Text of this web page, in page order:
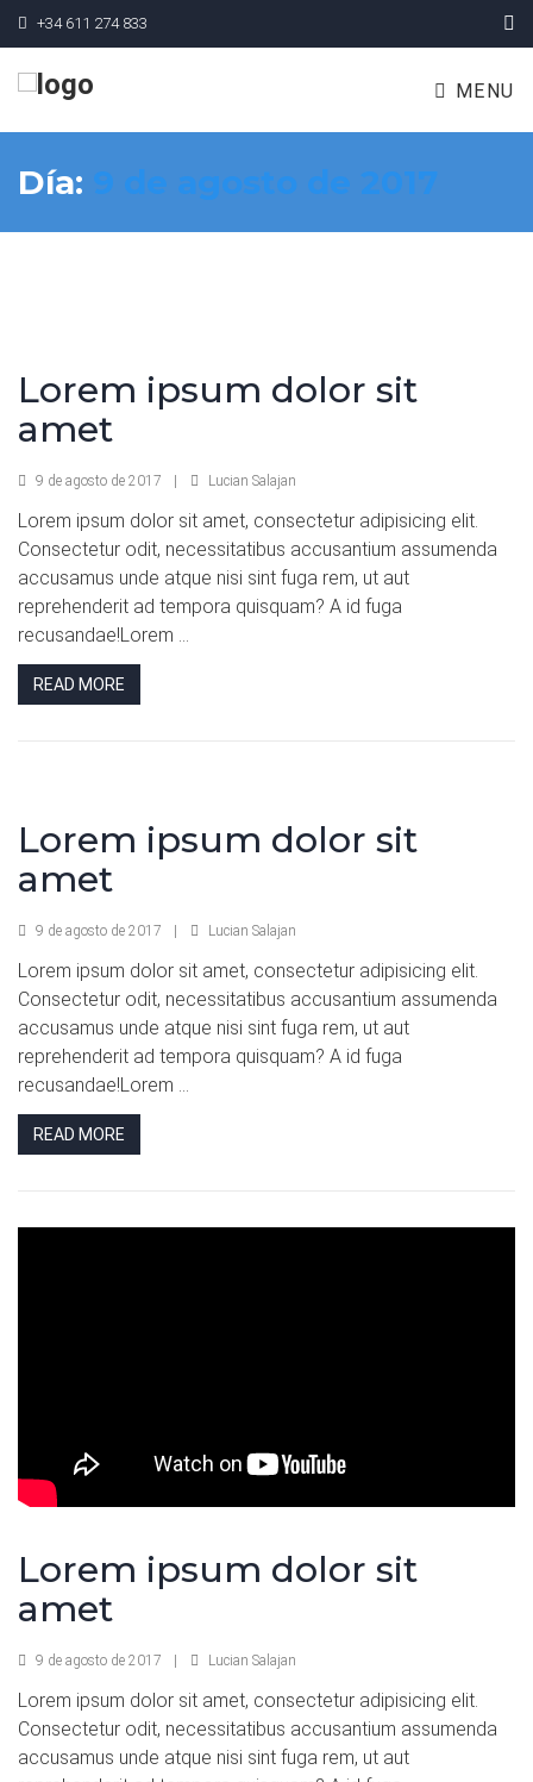
+34 611 274 833
MENU
Día: 9 de agosto de 2017
Lorem ipsum dolor sit
amet
9 de agosto de 2017 Lucian Salajan
Lorem ipsum dolor sit amet, consectetur adipisicing elit.
Consectetur odit, necessitatibus accusantium assumenda
accusamus unde atque nisi sint fuga rem, ut aut
reprehenderit ad tempora quisquam? A id fuga
recusandae!Lorem ...
READ MORE
Lorem ipsum dolor sit
amet
9 de agosto de 2017 Lucian Salajan
Lorem ipsum dolor sit amet, consectetur adipisicing elit.
Consectetur odit, necessitatibus accusantium assumenda
accusamus unde atque nisi sint fuga rem, ut aut
reprehenderit ad tempora quisquam? A id fuga
recusandae!Lorem ...
READ MORE
Lorem ipsum dolor sit
amet
9 de agosto de 2017 Lucian Salajan
Lorem ipsum dolor sit amet, consectetur adipisicing elit.
Consectetur odit, necessitatibus accusantium assumenda
accusamus unde atque nisi sint fuga rem, ut aut